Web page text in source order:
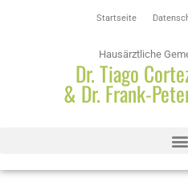
Startseite
Hausärztliche
Dr. Tiago
& Dr. Frank-